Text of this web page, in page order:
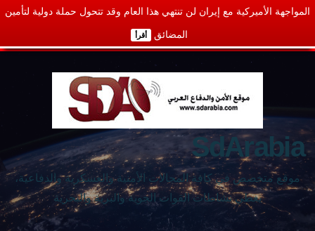
المواجهة الأميركية مع إيران لن تنتهي هذا العام وقد تتحول حملة دولية لتأمين
المضائق أقرأ
SdArabia
موقع متخصص في كافة المجالات الأمنية والعسكرية والدفاعية،
يغطي نشاطات القوات الجوية والبرية والبحرية